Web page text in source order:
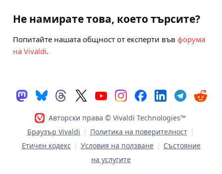
Не намирате това, което търсите?
Попитайте нашата общност от експерти във форума
на Vivaldi.
Авторски права © Vivaldi Technologies™
Браузър Vivaldi | Политика на поверителност |
Етичен кодекс | Условия на ползване | Състояние
на услугите